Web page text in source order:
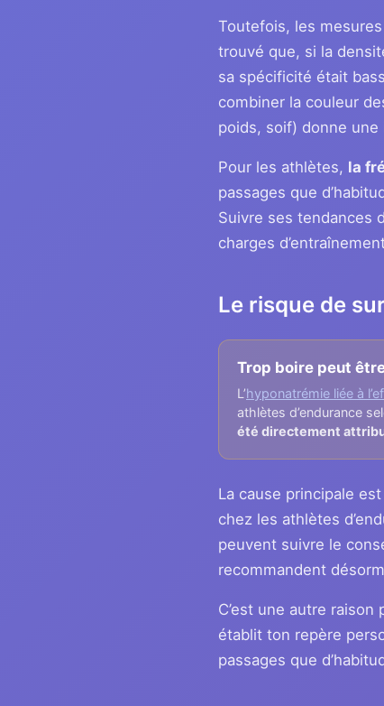
Toutefois, les
trouvé que, si la
sa spécificité était
combiner la couleur
poids, soif) donne
Pour les athlètes, la
passages que
Suivre ses tendances
charges
Le risque de
Trop boire peut
L’hyponatrémie liée à
athlètes d’endurance
été directement
La cause principale
chez les athlètes
peuvent suivre le
recommandent
C’est une autre
établit ton repère
passages que